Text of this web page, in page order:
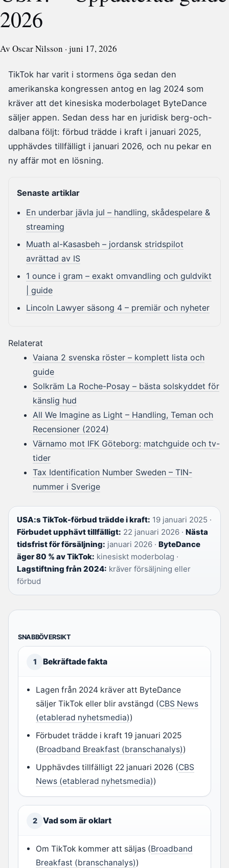
2026
Av Oscar Nilsson · juni 17, 2026
TikTok har varit i stormens öga sedan den
amerikanska kongressen antog en lag 2024 som
kräver att det kinesiska moderbolaget ByteDance
säljer appen. Sedan dess har en juridisk berg-och-
dalbana följt: förbud trädde i kraft i januari 2025,
upphävdes tillfälligt i januari 2026, och nu pekar en
ny affär mot en lösning.
Senaste artiklar
En underbar jävla jul – handling, skådespelare &
streaming
Muath al-Kasasbeh – jordansk stridspilot
avrättad av IS
1 ounce i gram – exakt omvandling och guldvikt
| guide
Lincoln Lawyer säsong 4 – premiär och nyheter
Relaterat
Vaiana 2 svenska röster – komplett lista och
guide
Solkräm La Roche-Posay – bästa solskyddet för
känslig hud
All We Imagine as Light – Handling, Teman och
Recensioner (2024)
Värnamo mot IFK Göteborg: matchguide och tv-
tider
Tax Identification Number Sweden – TIN-
nummer i Sverige
USA:s TikTok-förbud trädde i kraft: 19 januari 2025 ·
Förbudet upphävt tillfälligt: 22 januari 2026 · Nästa
tidsfrist för försäljning: januari 2026 · ByteDance
äger 80 % av TikTok: kinesiskt moderbolag ·
Lagstiftning från 2024: kräver försäljning eller
förbud
SNABBÖVERSIKT
1 Bekräftade fakta
Lagen från 2024 kräver att ByteDance
säljer TikTok eller blir avstängd (CBS News
(etablerad nyhetsmedia))
Förbudet trädde i kraft 19 januari 2025
(Broadband Breakfast (branschanalys))
Upphävdes tillfälligt 22 januari 2026 (CBS
News (etablerad nyhetsmedia))
2 Vad som är oklart
Om TikTok kommer att säljas (Broadband
Breakfast (branschanalys))